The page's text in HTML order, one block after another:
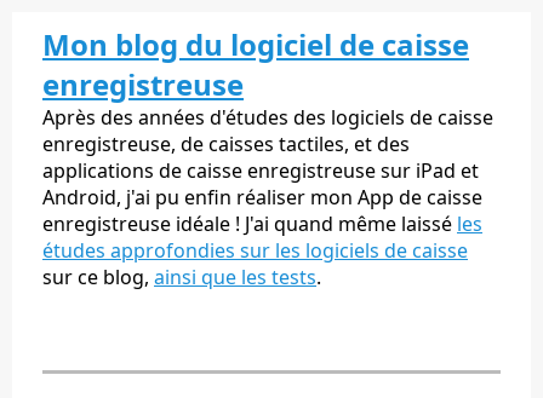
Mon blog du logiciel de caisse
enregistreuse
Après des années d'études des logiciels de caisse
enregistreuse, de caisses tactiles, et des
applications de caisse enregistreuse sur iPad et
Android, j'ai pu enfin réaliser mon App de caisse
enregistreuse idéale ! J'ai quand même laissé les
études approfondies sur les logiciels de caisse
sur ce blog, ainsi que les tests.